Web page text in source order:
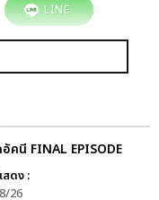
LINE
อัคนี FINAL EPISODE
ดง :
26